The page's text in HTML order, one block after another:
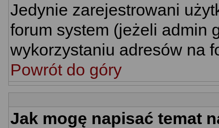
Jedynie zarejestrowani
forum system (jeżeli admin
wykorzystaniu adresów na
Powrót do góry
Jak mogę napisać temat